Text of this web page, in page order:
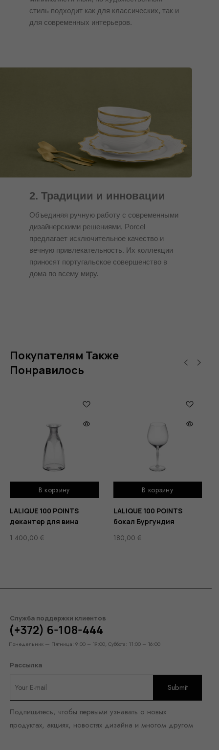
стиль подходит как для классических, так и
для современных интерьеров.
2. Традиции и инновации
Объединяя ручную работу с современными
дизайнерскими решениями, Porcel
предлагает исключительное качество и
вечную привлекательность. Их коллекции
приносят португальское совершенство в
дома по всему миру.
Покупателям Также
Понравилось
В корзину
LALIQUE 100 POINTS
декантер для вина
1 400,00 €
В корзину
LALIQUE 100 POINTS
бокал Бургундия
180,00 €
Служба поддержки клиентов
(+372) 6-108-444
Понедельник — Пятница: 9:00 – 19:00, Суббота: 11:00 – 16:00
Рассылка
Подпишитесь, чтобы первыми узнавать о новых
продуктах, акциях, новостях дизайна и многом другом